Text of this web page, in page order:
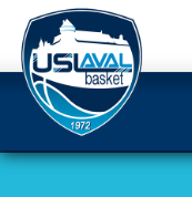
Panneau de gestion des